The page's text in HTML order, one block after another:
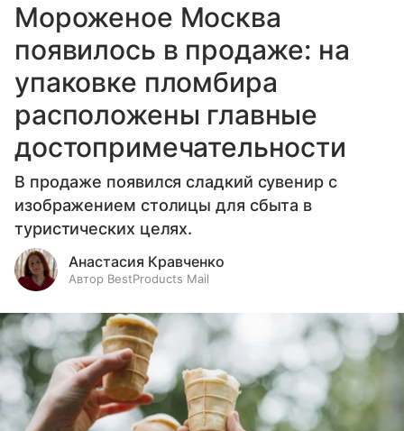
Мороженое Москва
появилось в продаже: на
упаковке пломбира
расположены главные
достопримечательности
В продаже появился сладкий сувенир с
изображением столицы для сбыта в
туристических целях.
Анастасия Кравченко
Автор BestProducts Mail